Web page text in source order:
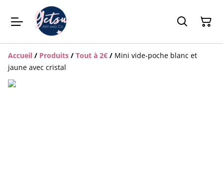
Accueil / Produits / Tout à 2€ / Mini vide-poche blanc et
jaune avec cristal